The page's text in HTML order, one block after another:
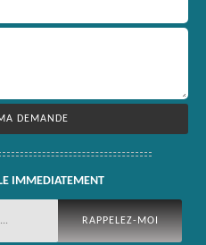
IMMEDIATEMENT